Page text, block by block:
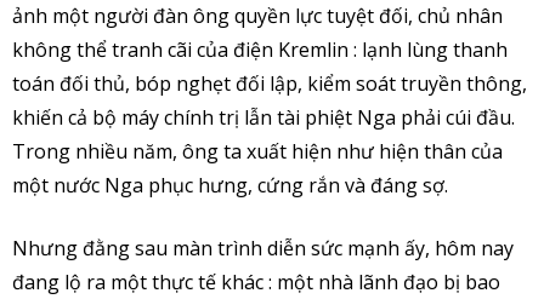
ảnh một người đàn ông quyền lực tuyệt đối, chủ nhân
không thể tranh cãi của điện Kremlin : lạnh lùng thanh
toán đối thủ, bóp nghẹt đối lập, kiểm soát truyền thông,
khiến cả bộ máy chính trị lẫn tài phiệt Nga phải cúi đầu.
Trong nhiều năm, ông ta xuất hiện như hiện thân của
một nước Nga phục hưng, cứng rắn và đáng sợ.
Nhưng đằng sau màn trình diễn sức mạnh ấy, hôm nay
đang lộ ra một thực tế khác : một nhà lãnh đạo bị bao